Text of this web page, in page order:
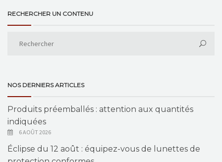
RECHERCHER UN CONTENU
NOS DERNIERS ARTICLES
Produits préemballés : attention aux quantités
indiquées
6 AOÛT 2026
Éclipse du 12 août : équipez-vous de lunettes de